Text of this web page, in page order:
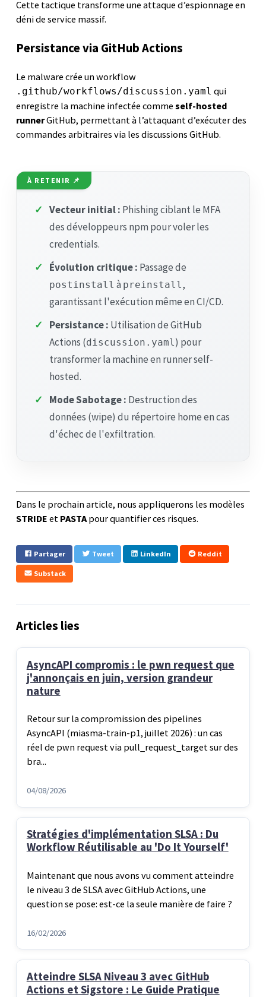
Cette tactique transforme une attaque d’espionnage en
déni de service massif.
Persistance via GitHub Actions
Le malware crée un workflow
.github/workflows/discussion.yaml qui
enregistre la machine infectée commeself-hosted
runnerGitHub, permettant à l’attaquant d’exécuter des
commandes arbitraires via les discussions GitHub.
À RETENIR 📌
✓ Vecteur initial : Phishing ciblant le MFA
des développeurs npm pour voler les
credentials.
✓
Évolution critique : Passage de
postinstall à preinstall,
garantissant l'exécution même en CI/CD.
✓
Persistance : Utilisation de GitHub
Actions (discussion.yaml) pour
transformer la machine en runner self-
hosted.
✓
Mode Sabotage : Destruction des
données (wipe) du répertoire home en cas
d'échec de l'exfiltration.
Dans le prochain article, nous appliquerons les modèles
STRIDE et PASTApour quantifier ces risques.
Partager Tweet LinkedIn Reddit
Substack
Articles lies
AsyncAPI compromis : le pwn request que
j'annonçais en juin, version grandeur
nature
Retour sur la compromission des pipelines
AsyncAPI (miasma-train-p1, juillet 2026) : un cas
réel de pwn request via pull_request_target sur des
bra...
04/08/2026
Stratégies d'implémentation SLSA : Du
Workflow Réutilisable au 'Do It Yourself'
Maintenant que nous avons vu comment atteindre
le niveau 3 de SLSA avec GitHub Actions, une
question se pose: est-ce la seule manière de faire ?
16/02/2026
Atteindre SLSA Niveau 3 avec GitHub
Actions et Sigstore : Le Guide Pratique